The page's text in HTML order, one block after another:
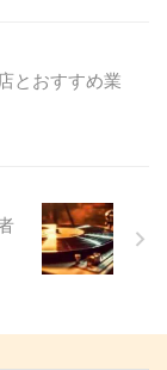
とおすすめ業